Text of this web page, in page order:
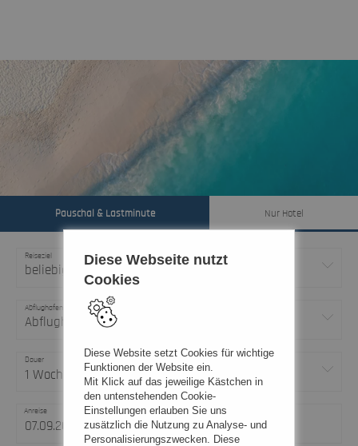
Pauschal & Lastminute Nur Hotel
Reiseziel
beliebig
Abflughafen
Abflughafen
Dauer
1 Woche
Anreise
-
Abreise
Diese Webseite nutzt
Cookies
Diese Website setzt Cookies für wichtige
Funktionen der Website ein.
Mit Klick auf das jeweilige Kästchen in
den untenstehenden Cookie-
Einstellungen erlauben Sie uns
zusätzlich die Nutzung zu Analyse- und
Personalisierungszwecken. Diese